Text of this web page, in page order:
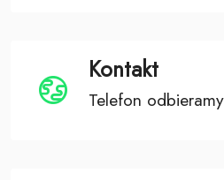
Kontakt
Telefon